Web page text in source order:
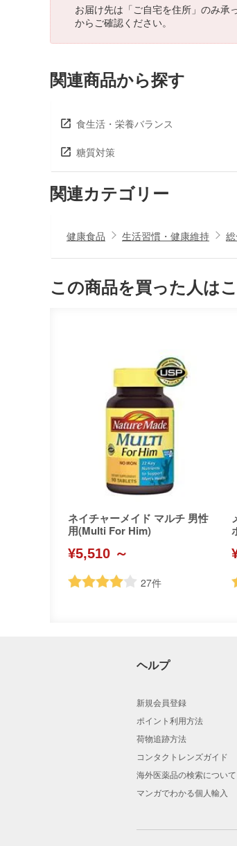
お届け先は「ご自宅を住所」のみ承
からご確認ください。
関連商品から探す
食生活・栄養バランス
糖質対策
関連カテゴリー
健康食品 生活習慣・健康維持
この商品を買った人は
ネイチャーメイド マルチ 男性
用(Multi For Him)
¥5,510 ～
27件
ヘルプ
新規会員登録
ポイント利用方法
荷物追跡方法
コンタクトレンズガイド
海外医薬品の検索について
マンガでわかる個人輸入